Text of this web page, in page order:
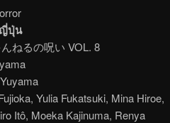
ปุ่น
ねるの呪い VOL. 8
Yulia Fukatsuki, Mina Hiroe,
Itô, Moeka Kajinuma, Renya